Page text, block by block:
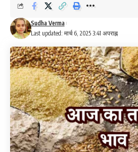
Last updated: मार्च 6, 2025 3:41 अपराह्न
Sudha Verma